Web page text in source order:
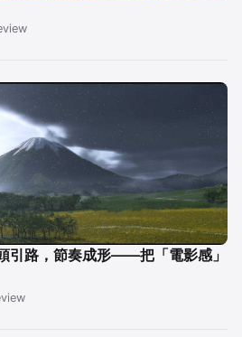
引路，節奏成形——把「電影感」